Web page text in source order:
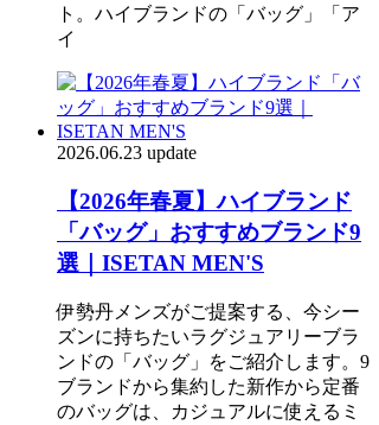
ト。ハイブランドの「バッグ」「ア
イ
2026.06.23 update
【2026年春夏】ハイブランド
「バッグ」おすすめブランド9
選｜ISETAN MEN'S
伊勢丹メンズがご提案する、今シー
ズンに持ちたいラグジュアリーブラ
ンドの「バッグ」をご紹介します。9
ブランドから集約した新作から定番
のバッグは、カジュアルに使えるミ